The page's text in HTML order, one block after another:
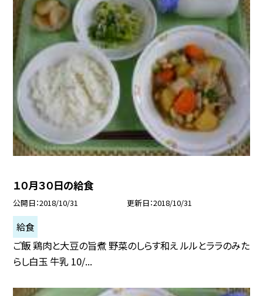
１０月３０日の給食
公開日 2018/10/31 更新日 2018/10/31
給食
ご飯 鶏肉と大豆の旨煮 野菜のしらす和え ルルとララのみた
らし白玉 牛乳 10/...